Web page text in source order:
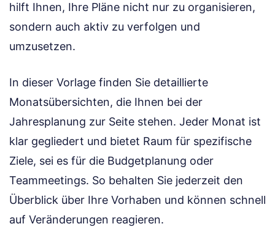
hilft Ihnen, Ihre Pläne nicht nur zu organisieren,
sondern auch aktiv zu verfolgen und
umzusetzen.
In dieser Vorlage finden Sie detaillierte
Monatsübersichten, die Ihnen bei der
Jahresplanung zur Seite stehen. Jeder Monat ist
klar gegliedert und bietet Raum für spezifische
Ziele, sei es für die Budgetplanung oder
Teammeetings. So behalten Sie jederzeit den
Überblick über Ihre Vorhaben und können schnell
auf Veränderungen reagieren.